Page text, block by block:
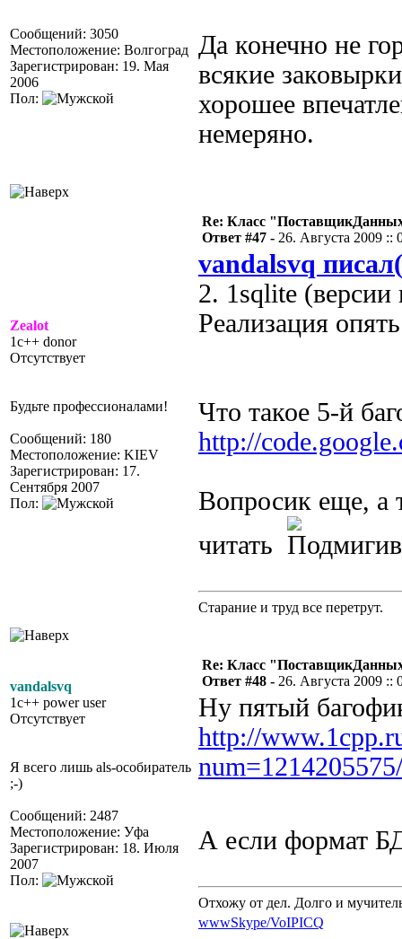
Сообщений: 3050
Местоположение: Волгоград
Зарегистрирован: 19. Мая
2006
Пол:
Да конечно не
всякие
хорошее
немеряно.
Zealot
1c++ donor
Отсутствует
Будьте профессионалами!
Сообщений: 180
Местоположение: KIEV
Зарегистрирован: 17.
Сентября 2007
Пол:
Re: Класс
Ответ #47 - 26. Августа 2009 ::
vandalsvq
2. 1sqlite
Реализация
Что такое 5-й
http://
Вопросик еще, а
читать
Старание и труд все перетрут.
vandalsvq
1c++ power user
Отсутствует
Я всего лишь als-особиратель
;-)
Сообщений: 2487
Местоположение: Уфа
Зарегистрирован: 18. Июля
2007
Пол:
Re: Класс
Ответ #48 - 26. Августа 2009 ::
Ну пятый
http://
А если формат
Отхожу от дел. Долго и
wwwSkype/VoIPICQ